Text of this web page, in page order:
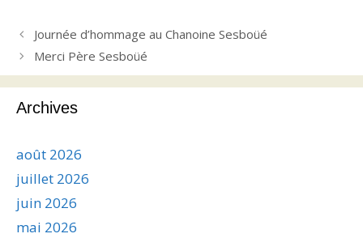
Journée d’hommage au Chanoine Sesboüé
Merci Père Sesboüé
Archives
août 2026
juillet 2026
juin 2026
mai 2026